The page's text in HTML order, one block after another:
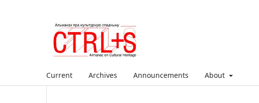
Current Archives Announcements About